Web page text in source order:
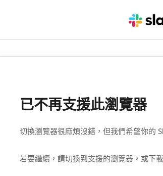
已不再支援此瀏覽器
切換瀏覽器很麻煩沒錯，但我們希望你的
若要繼續，請切換到支援的瀏覽器，或下